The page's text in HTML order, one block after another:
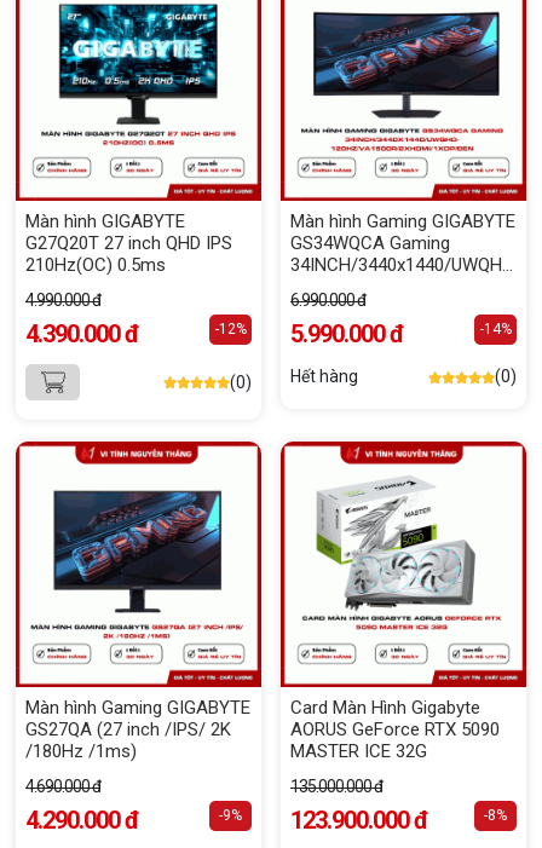
Màn hình GIGABYTE
G27Q20T 27 inch QHD IPS
210Hz(OC) 0.5ms
4.990.000 đ
4.390.000 đ -12%
(0)
Màn hình Gaming GIGABYTE
GS34WQCA Gaming
34INCH/3440x1440/UWQHD-
ĐEN
6.990.000 đ
5.990.000 đ -14%
Hết hàng (0)
Màn hình Gaming GIGABYTE
GS27QA (27 inch /IPS/ 2K
/180Hz /1ms)
4.690.000 đ
4.290.000 đ -9%
Card Màn Hình Gigabyte
AORUS GeForce RTX 5090
MASTER ICE 32G
135.000.000 đ
123.900.000 đ -8%